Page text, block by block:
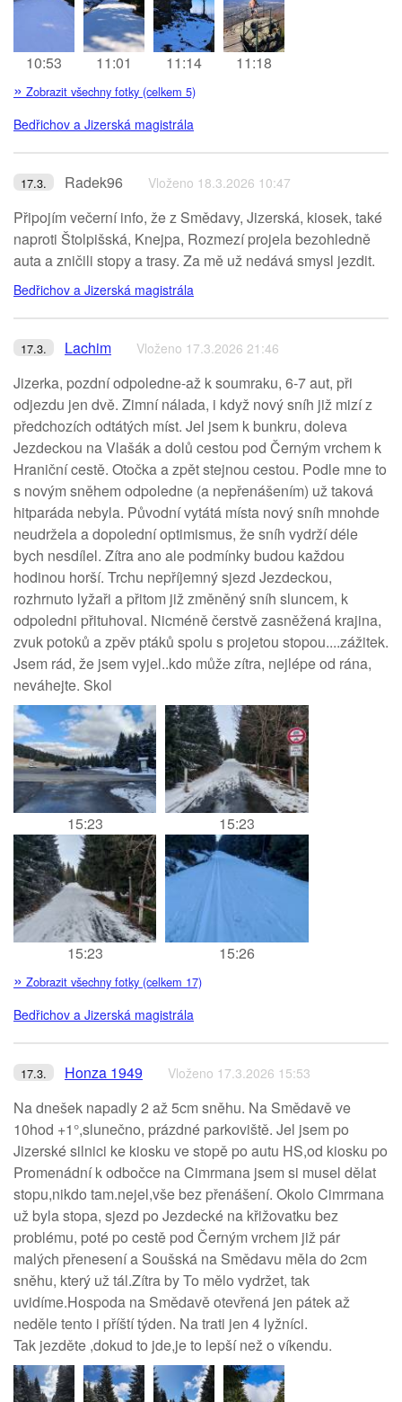
10:53 11:01 11:14 11:18
» Zobrazit všechny fotky (celkem 5)
Bedřichov a Jizerská magistrála
17.3. Radek96 Vloženo 18.3.2026 10:47
Připojím večerní info, že z Smědavy, Jizerská, kiosek, také
naproti Štolpišská, Knejpa, Rozmezí projela bezohledně
auta a zničili stopy a trasy. Za mě už nedává smysl jezdit.
Bedřichov a Jizerská magistrála
17.3. Lachim Vloženo 17.3.2026 21:46
Jizerka, pozdní odpoledne-až k soumraku, 6-7 aut, při
odjezdu jen dvě. Zimní nálada, i když nový sníh již mizí z
předchozích odtátých míst. Jel jsem k bunkru, doleva
Jezdeckou na Vlašák a dolů cestou pod Černým vrchem k
Hraniční cestě. Otočka a zpět stejnou cestou. Podle mne to
s novým sněhem odpoledne (a nepřenášením) už taková
hitparáda nebyla. Původní vytátá místa nový sníh mnohde
neudržela a dopolední optimismus, že sníh vydrží déle
bych nesdílel. Zítra ano ale podmínky budou každou
hodinou horší. Trchu nepříjemný sjezd Jezdeckou,
rozhrnuto lyžaři a přitom již změněný sníh sluncem, k
odpoledni přituhoval. Nicméně čerstvě zasněžená krajina,
zvuk potoků a zpěv ptáků spolu s projetou stopou....zážitek.
Jsem rád, že jsem vyjel..kdo může zítra, nejlépe od rána,
neváhejte. Skol
15:23 15:23
15:23 15:26
» Zobrazit všechny fotky (celkem 17)
Bedřichov a Jizerská magistrála
17.3. Honza 1949 Vloženo 17.3.2026 15:53
Na dnešek napadly 2 až 5cm sněhu. Na Smědavě ve
10hod +1°,slunečno, prázdné parkoviště. Jel jsem po
Jizerské silnici ke kiosku ve stopě po autu HS,od kiosku po
Promenádní k odbočce na Cimrmana jsem si musel dělat
stopu,nikdo tam.nejel,vše bez přenášení. Okolo Cimrmana
už byla stopa, sjezd po Jezdecké na křižovatku bez
problému, poté po cestě pod Černým vrchem již pár
malých přenesení a Soušská na Smědavu měla do 2cm
sněhu, který už tál.Zítra by To mělo vydržet, tak
uvidíme.Hospoda na Smědavě otevřená jen pátek až
neděle tento i příští týden. Na trati jen 4 lyžníci.
Tak jezděte ,dokud to jde,je to lepší než o víkendu.